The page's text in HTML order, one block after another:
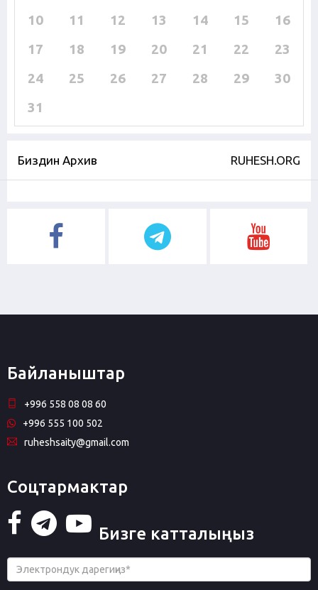
10
11 12 13 14 15
16
17
18 19 20 21 22
23
24
25 26 27 28 29
30
31
Биздин Архив RUHESH.ORG
Байланыштар
+996 558 08 08 60
+996 555 100 502
ruheshsaity@gmail.com
Соцтармактар
Бизге катталыңыз